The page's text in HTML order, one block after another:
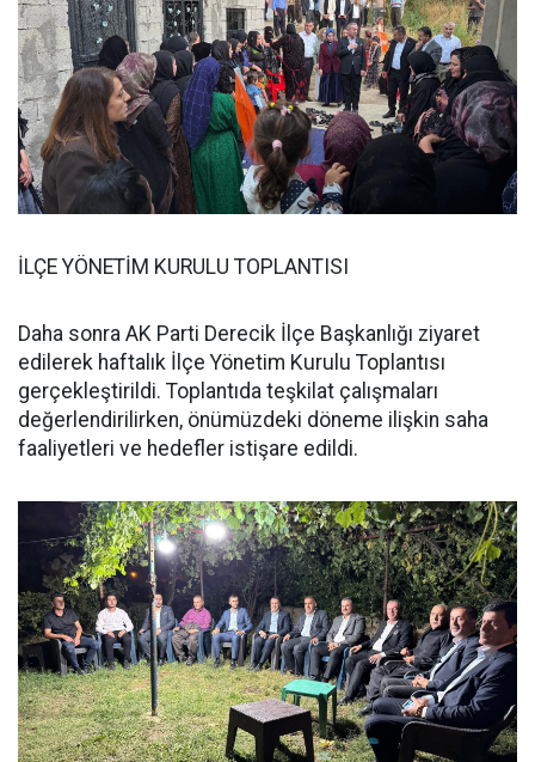
İLÇE YÖNETİM KURULU TOPLANTISI
Daha sonra AK Parti Derecik İlçe Başkanlığı ziyaret
edilerek haftalık İlçe Yönetim Kurulu Toplantısı
gerçekleştirildi. Toplantıda teşkilat çalışmaları
değerlendirilirken, önümüzdeki döneme ilişkin saha
faaliyetleri ve hedefler istişare edildi.